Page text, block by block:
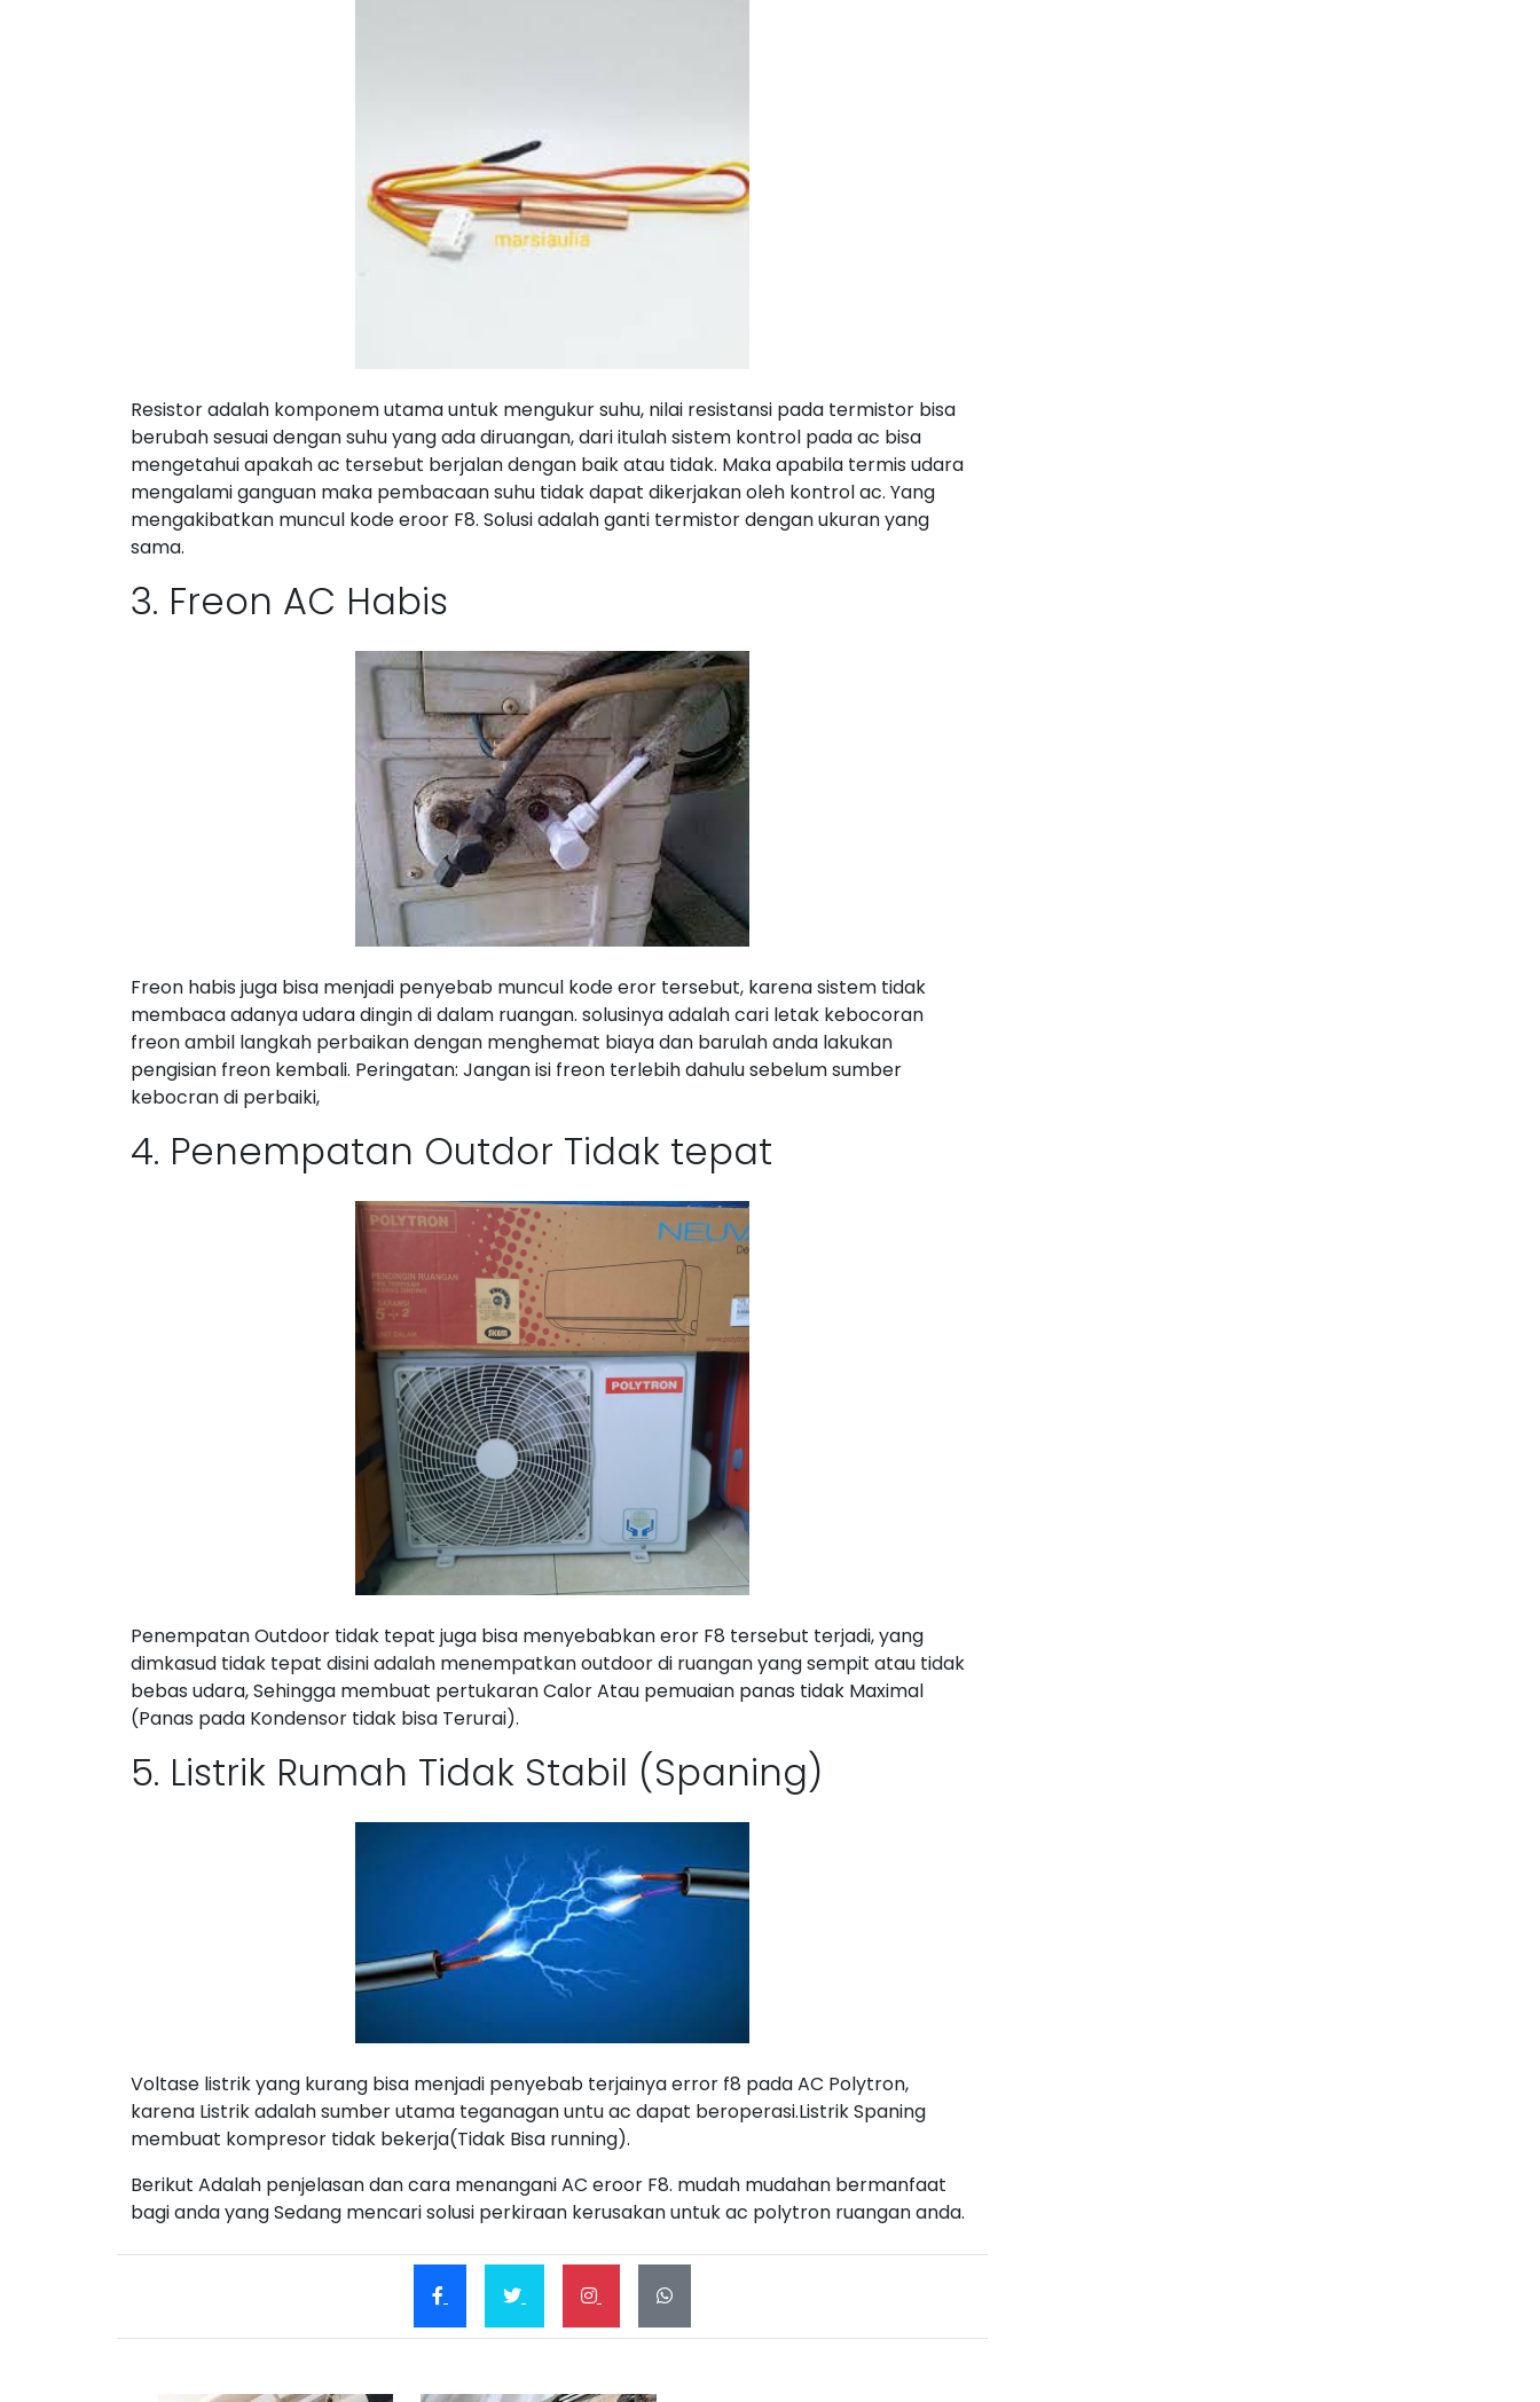
Resistor adalah komponem utama untuk mengukur suhu, nilai resistansi pada termistor bisa
berubah sesuai dengan suhu yang ada diruangan, dari itulah sistem kontrol pada ac bisa
mengetahui apakah ac tersebut berjalan dengan baik atau tidak. Maka apabila termis udara
mengalami ganguan maka pembacaan suhu tidak dapat dikerjakan oleh kontrol ac. Yang
mengakibatkan muncul kode eroor F8. Solusi adalah ganti termistor dengan ukuran yang
sama.
3. Freon AC Habis
Freon habis juga bisa menjadi penyebab muncul kode eror tersebut, karena sistem tidak
membaca adanya udara dingin di dalam ruangan. solusinya adalah cari letak kebocoran
freon ambil langkah perbaikan dengan menghemat biaya dan barulah anda lakukan
pengisian freon kembali. Peringatan: Jangan isi freon terlebih dahulu sebelum sumber
kebocran di perbaiki,
4. Penempatan Outdor Tidak tepat
Penempatan Outdoor tidak tepat juga bisa menyebabkan eror F8 tersebut terjadi, yang
dimkasud tidak tepat disini adalah menempatkan outdoor di ruangan yang sempit atau tidak
bebas udara, Sehingga membuat pertukaran Calor Atau pemuaian panas tidak Maximal
(Panas pada Kondensor tidak bisa Terurai).
5. Listrik Rumah Tidak Stabil (Spaning)
Voltase listrik yang kurang bisa menjadi penyebab terjainya error f8 pada AC Polytron,
karena Listrik adalah sumber utama teganagan untu ac dapat beroperasi.Listrik Spaning
membuat kompresor tidak bekerja(Tidak Bisa running).
Berikut Adalah penjelasan dan cara menangani AC eroor F8. mudah mudahan bermanfaat
bagi anda yang Sedang mencari solusi perkiraan kerusakan untuk ac polytron ruangan anda.